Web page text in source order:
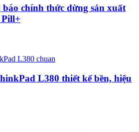
chính thức dừng sản xuất
Pill+
L380 thiết kế bền, hiệu